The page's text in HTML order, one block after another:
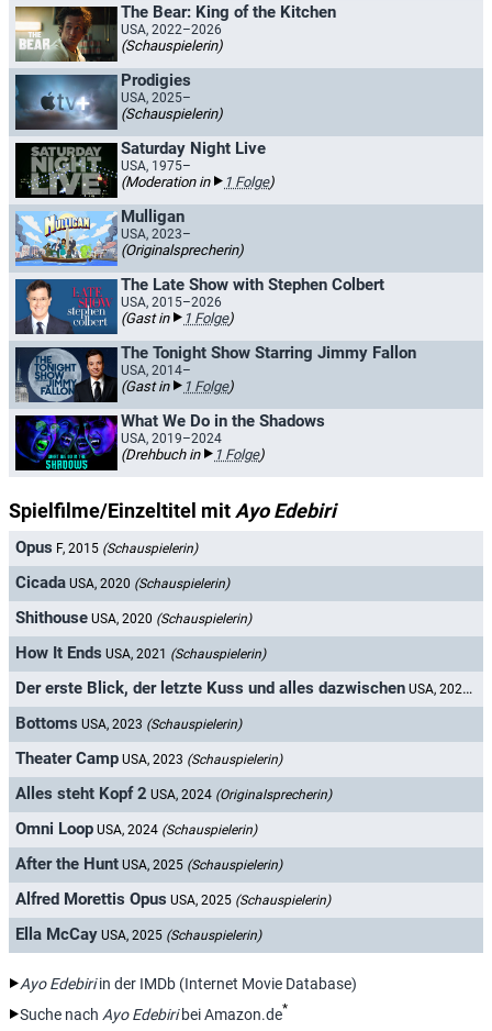
The Bear: King of the Kitchen
USA, 2022–2026
(Schauspielerin)
Prodigies
USA, 2025–
(Schauspielerin)
Saturday Night Live
USA, 1975–
(Moderation in 1 Folge)
Mulligan
USA, 2023–
(Originalsprecherin)
The Late Show with Stephen Colbert
USA, 2015–2026
(Gast in 1 Folge)
The Tonight Show Starring Jimmy Fallon
USA, 2014–
(Gast in 1 Folge)
What We Do in the Shadows
USA, 2019–2024
(Drehbuch in 1 Folge)
Spielfilme/Einzeltitel mit Ayo Edebiri
Opus F, 2015 (Schauspielerin)
Cicada USA, 2020 (Schauspielerin)
Shithouse USA, 2020 (Schauspielerin)
How It Ends USA, 2021 (Schauspielerin)
Der erste Blick, der letzte Kuss und alles dazwischen USA, 2022
Bottoms USA, 2023 (Schauspielerin)
Theater Camp USA, 2023 (Schauspielerin)
Alles steht Kopf 2 USA, 2024 (Originalsprecherin)
Omni Loop USA, 2024 (Schauspielerin)
After the Hunt USA, 2025 (Schauspielerin)
Alfred Morettis Opus USA, 2025 (Schauspielerin)
Ella McCay USA, 2025 (Schauspielerin)
Ayo Edebiriin der IMDb (Internet Movie Database)
Suche nach Ayo Edebiribei Amazon.de*